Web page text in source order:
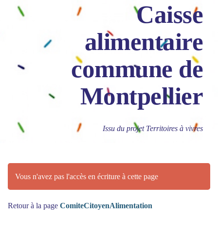
Caisse
alimentaire
commune de
Montpellier
Issu du projet Territoires à vivres
Vous n'avez pas l'accès en écriture à cette page
Retour à la page ComiteCitoyenAlimentation